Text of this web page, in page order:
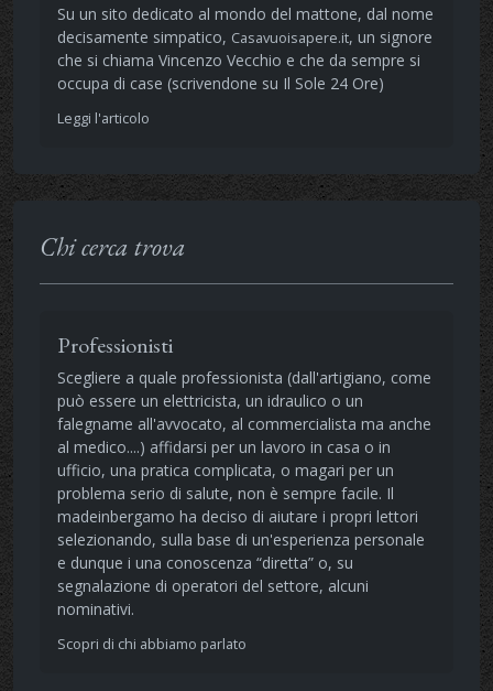
Su un sito dedicato al mondo del mattone, dal nome
decisamente simpatico, Casavuoisapere.it, un signore
che si chiama Vincenzo Vecchio e che da sempre si
occupa di case (scrivendone su Il Sole 24 Ore)
Leggi l'articolo
Chi cerca trova
Professionisti
Scegliere a quale professionista (dall'artigiano, come
può essere un elettricista, un idraulico o un
falegname all'avvocato, al commercialista ma anche
al medico....) affidarsi per un lavoro in casa o in
ufficio, una pratica complicata, o magari per un
problema serio di salute, non è sempre facile. Il
madeinbergamo ha deciso di aiutare i propri lettori
selezionando, sulla base di un'esperienza personale
e dunque i una conoscenza “diretta” o, su
segnalazione di operatori del settore, alcuni
nominativi.
Scopri di chi abbiamo parlato